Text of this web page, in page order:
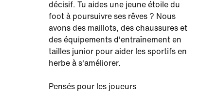
décisif. Tu aides une jeune étoile du
foot à poursuivre ses rêves ? Nous
avons des maillots, des chaussures et
des équipements d'entraînement en
tailles junior pour aider les sportifs en
herbe à s'améliorer.
Pensés pour les joueurs